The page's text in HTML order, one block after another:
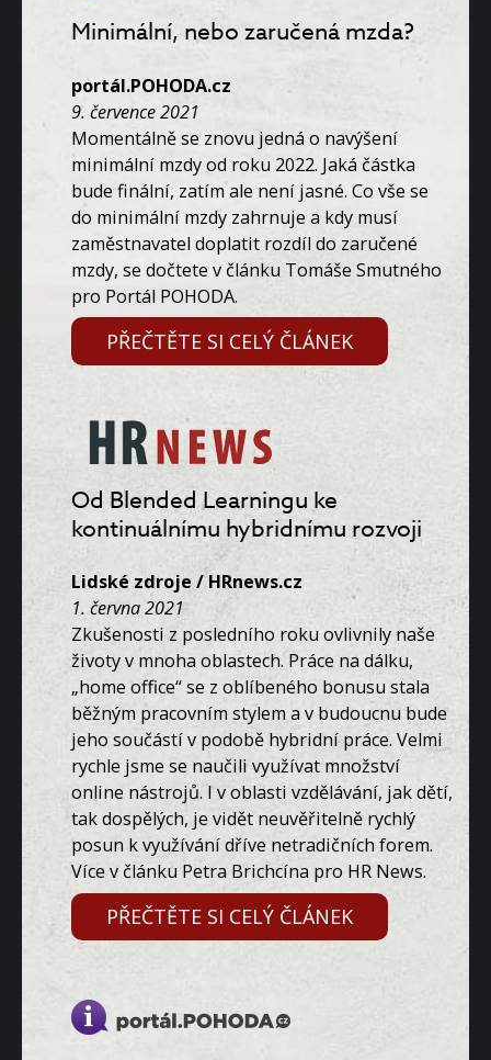
Minimální, nebo zaručená mzda?
portál.POHODA.cz
9. července 2021
Momentálně se znovu jedná o navýšení
minimální mzdy od roku 2022. Jaká částka
bude finální, zatím ale není jasné. Co vše se
do minimální mzdy zahrnuje a kdy musí
zaměstnavatel doplatit rozdíl do zaručené
mzdy, se dočtete v článku Tomáše Smutného
pro Portál POHODA.
PŘEČTĚTE SI CELÝ ČLÁNEK
Od Blended Learningu ke
kontinuálnímu hybridnímu rozvoji
Lidské zdroje / HRnews.cz
1. června 2021
Zkušenosti z posledního roku ovlivnily naše
životy v mnoha oblastech. Práce na dálku,
„home office“ se z oblíbeného bonusu stala
běžným pracovním stylem a v budoucnu bude
jeho součástí v podobě hybridní práce. Velmi
rychle jsme se naučili využívat množství
online nástrojů. I v oblasti vzdělávání, jak dětí,
tak dospělých, je vidět neuvěřitelně rychlý
posun k využívání dříve netradičních forem.
Více v článku Petra Brichcína pro HR News.
PŘEČTĚTE SI CELÝ ČLÁNEK